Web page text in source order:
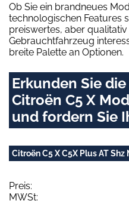
Ob Sie ein brandneues
technologischen Features
preiswertes, aber
Gebrauchtfahrzeug
breite Palette an Optionen.
Erkunden Sie
Citroën C5 X
und fordern Sie
Citroën C5 X C5X Plus AT
Preis:
MWSt: